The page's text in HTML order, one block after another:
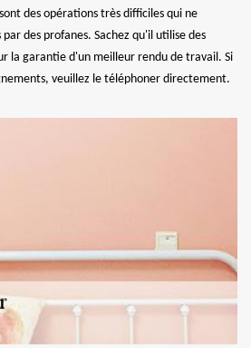
des opérations très difficiles qui ne
des profanes. Sachez qu'il utilise des
la garantie d'un meilleur rendu de travail. Si
veuillez le téléphoner directement.